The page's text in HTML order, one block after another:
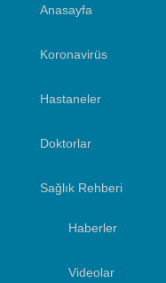
Anasayfa
Koronavirüs
Hastaneler
Doktorlar
Sağlık Rehberi
Haberler
Videolar